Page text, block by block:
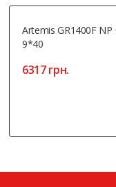
Artemis GR1400F NP
9*40
6317 грн.